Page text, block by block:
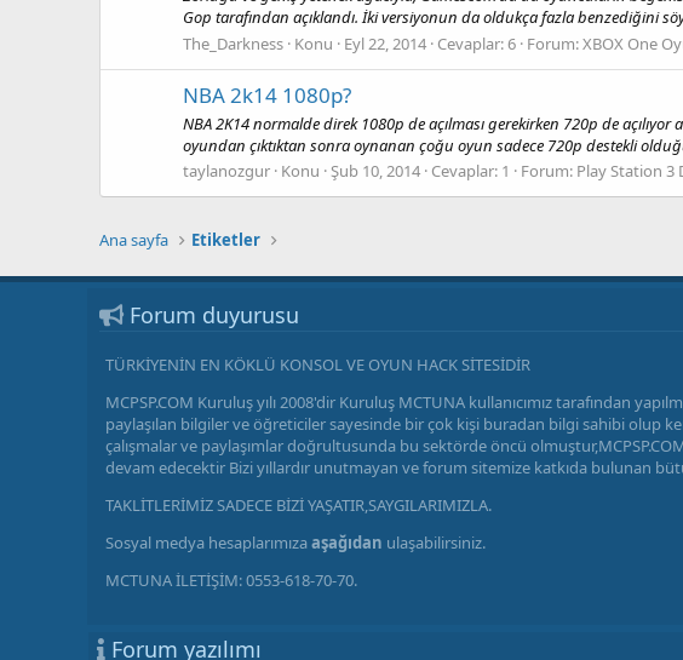
Gop tarafından açıklandı. İki versiyonun da oldukça fazla benzediğini
The_Darkness Konu Eyl 22, 2014 Cevaplar: 6 Forum:XBOX One
NBA 2k14 1080p?
NBA 2K14 normalde direk 1080p de açılması gerekirken 720p de
oyundan çıktıktan sonra oynanan çoğu oyun sadece 720p destekli
taylanozgur Konu Şub 10, 2014 Cevaplar: 1 Forum: Play Station 3
Ana sayfa Etiketler
Forum duyurusu
TÜRKİYENİN EN KÖKLÜ KONSOL VE OYUN HACK SİTESİDİR
MCPSP.COM Kuruluş yılı 2008'dir Kuruluş MCTUNA kullanıcımız tarafından
paylaşılan bilgiler ve öğreticiler sayesinde bir çok kişi buradan bilgi sahibi olup
çalışmalar ve paylaşımlar doğrultusunda bu sektörde öncü
devam edecektir Bizi yıllardır unutmayan ve forum sitemize katkıda bulunan
TAKLİTLERİMİZ SADECE BİZİ YAŞATIR,SAYGILARIMIZLA.
Sosyal medya hesaplarımızaaşağıdan ulaşabilirsiniz.
MCTUNA İLETİŞİM: 0553-618-70-70.
Forum yazılımı